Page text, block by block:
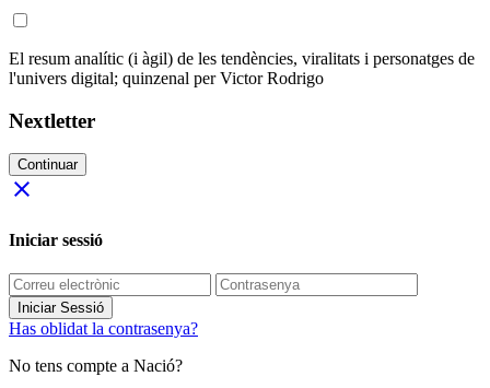
El resum analític (i àgil) de les tendències, viralitats i personatges de
l'univers digital; quinzenal per Victor Rodrigo
Nextletter
Continuar
close
Iniciar sessió
Iniciar Sessió
Has oblidat la contrasenya?
No tens compte a Nació?